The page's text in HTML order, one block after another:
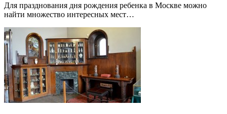
Для празднования дня рождения ребенка в Москве можно
найти множество интересных мест…